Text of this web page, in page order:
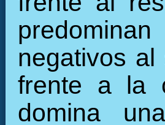
negativos
frente a la
domina